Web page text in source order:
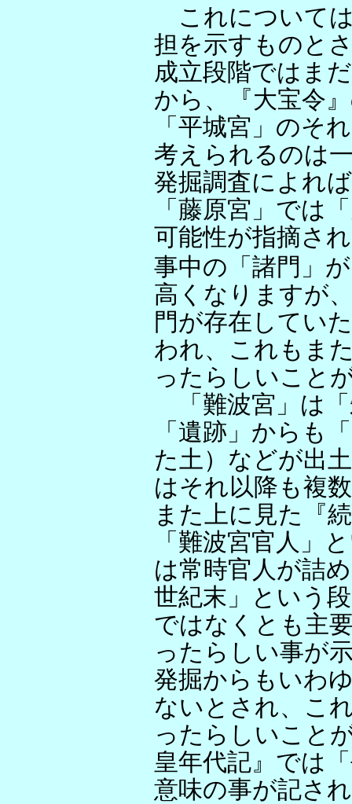
これについて
担を示すものと
成立段階ではま
から、『大宝令
「平城宮」のそ
考えられるのは
発掘調査によれ
「藤原宮」では
可能性が指摘さ
事中の「諸門」
高くなりますが
門が存在してい
われ、これもま
ったらしいこと
「難波宮」は
「遺跡」からも
た土）などが出
はそれ以降も複
また上に見た『
「難波宮官人」
は常時官人が詰
世紀末」という
ではなくとも主
ったらしい事が
発掘からもいわ
ないとされ、こ
ったらしいこと
皇年代記』では
意味の事が記さ